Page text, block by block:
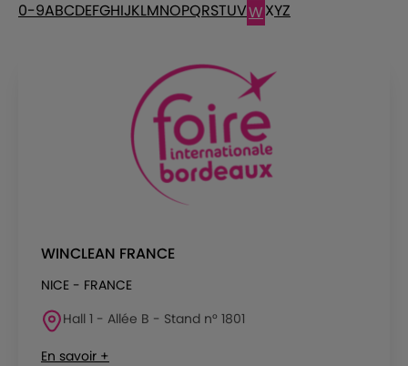
0-9ABCDEFGHIJKLMNOPQRSTUVWXYZ
WINCLEAN FRANCE
NICE - FRANCE
Hall 1 - Allée B - Stand n° 1801
En savoir +